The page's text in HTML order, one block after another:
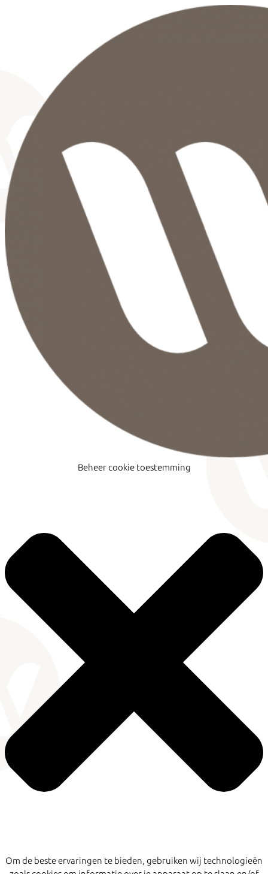
Beheer cookie toestemming
Om de beste ervaringen te bieden, gebruiken wij technologieën